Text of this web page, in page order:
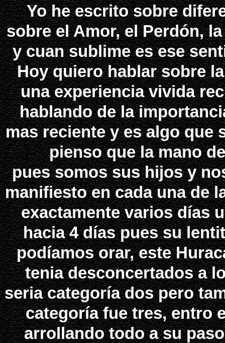
Yo he escrito sobre
sobre el Amor, el Perdón,
y cuan sublime es ese
Hoy quiero hablar sobre
una experiencia vivida
hablando de la
mas reciente y es algo que
pienso que la mano
pues somos sus hijos y
manifiesto en cada una de
exactamente varios días
hacia 4 días pues su
podíamos orar, este
tenia desconcertados a
seria categoría dos pero
categoría fue tres, entro
arrollando todo a su